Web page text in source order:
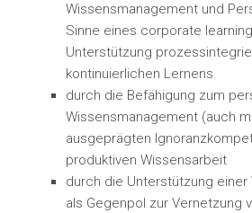
Wissensmanagement und
Sinne eines corporate
Unterstützung
kontinuierlichen Lernens
durch die Befähigung zum
Wissensmanagement (auch
ausgeprägten
produktiven Wissensarbeit
durch die Unterstützung
als Gegenpol zur Vernetzung